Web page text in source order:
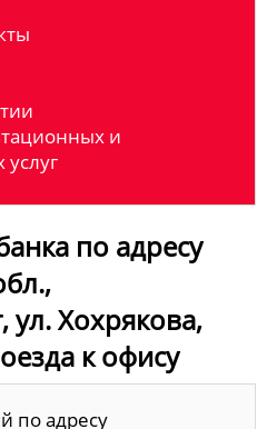
и
по адресу
ул. Хохрякова,
к офису
по адресу